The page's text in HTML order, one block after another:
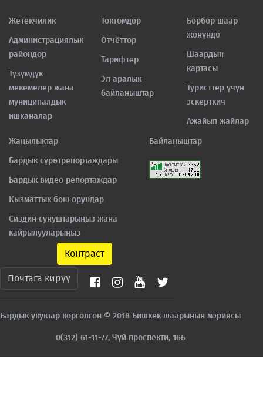
Жетекчилик
Администрациялык
райондор
Түзүмдүк
мекемелер жана
муниципалдык
ишканалар
Токтомдор
Отчёттор
Тарифтер
Эл аралык
байланыштар
Борбор шаар
жөнүндө
Шаардын
картасы
Туристтер үчүн
эскерткич
Ажайып жайлар
Жаңылыктар
Бардык сүрөтрепортаждары
Бардык видео репортаждар
Кызматтык бош орундар
Сиздин сунуштарыңыз жана
кайрылууларыңыз
Байланыштар
Контраст
Почтага кирүү
Бардык укуктар корголгон © 2018 Бишкек шаарынын мэриясы
0(312) 61-11-77, Чүй проспекти, 166